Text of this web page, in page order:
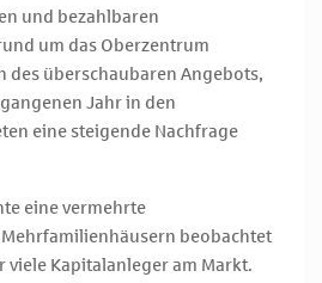
und bezahlbaren
um das Oberzentrum
des überschaubaren Angebots,
Jahr in den
eine steigende Nachfrage
eine vermehrte
beobachtet
viele Kapitalanleger am Markt.